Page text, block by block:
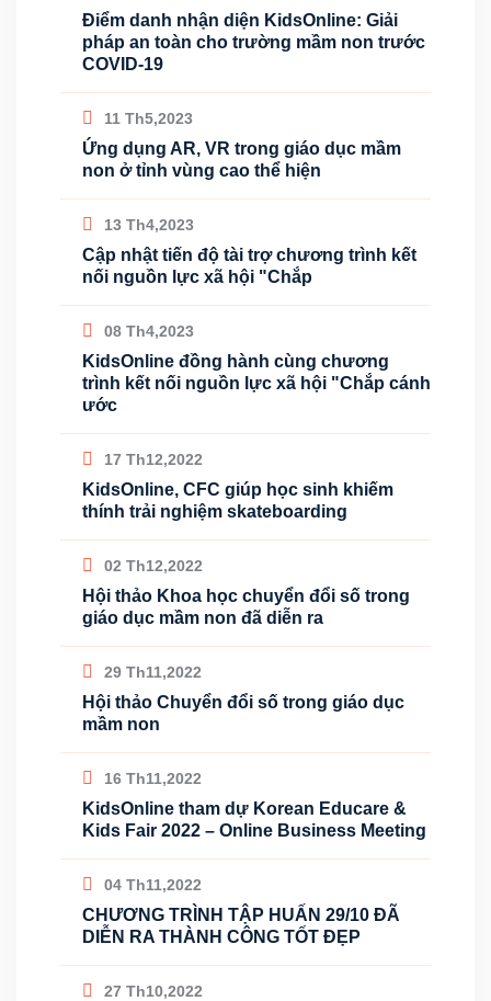
Điểm danh nhận diện KidsOnline: Giải
pháp an toàn cho trường mầm non trước
COVID-19
11 Th5,2023
Ứng dụng AR, VR trong giáo dục mầm
non ở tỉnh vùng cao thể hiện
13 Th4,2023
Cập nhật tiến độ tài trợ chương trình kết
nối nguồn lực xã hội "Chắp
08 Th4,2023
KidsOnline đồng hành cùng chương
trình kết nối nguồn lực xã hội "Chắp cánh
ước
17 Th12,2022
KidsOnline, CFC giúp học sinh khiếm
thính trải nghiệm skateboarding
02 Th12,2022
Hội thảo Khoa học chuyển đổi số trong
giáo dục mầm non đã diễn ra
29 Th11,2022
Hội thảo Chuyển đổi số trong giáo dục
mầm non
16 Th11,2022
KidsOnline tham dự Korean Educare &
Kids Fair 2022 – Online Business Meeting
04 Th11,2022
CHƯƠNG TRÌNH TẬP HUẤN 29/10 ĐÃ
DIỄN RA THÀNH CÔNG TỐT ĐẸP
27 Th10,2022